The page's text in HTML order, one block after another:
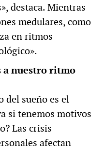
destaca. Mientras
medulares, como
en ritmos
a nuestro ritmo
del sueño es el
si tenemos motivos
Las crisis
afectan